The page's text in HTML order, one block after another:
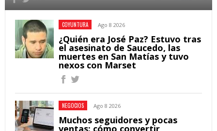
COYUNTURA Ago 8 2026
¿Quién era José Paz? Estuvo tras
el asesinato de Saucedo, las
muertes en San Matías y tuvo
nexos con Marset
NEGOCIOS Ago 8 2026
Muchos seguidores y pocas
ventas: cómo convertir